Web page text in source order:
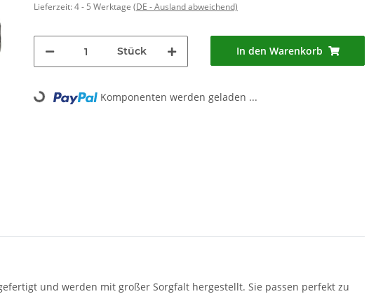
Lieferzeit:4 - 5 Werktage (DE - Ausland abweichend)
Stück In den Warenkorb
Loading... Komponenten werden geladen ...
und werden mit großer Sorgfalt hergestellt. Sie passen perfekt zu